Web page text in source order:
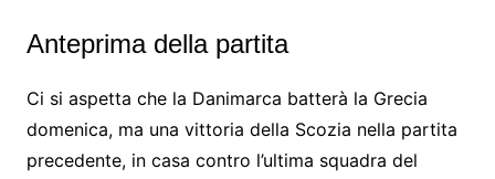
Anteprima della partita
Ci si aspetta che la Danimarca batterà la Grecia
domenica, ma una vittoria della Scozia nella partita
precedente, in casa contro l’ultima squadra del